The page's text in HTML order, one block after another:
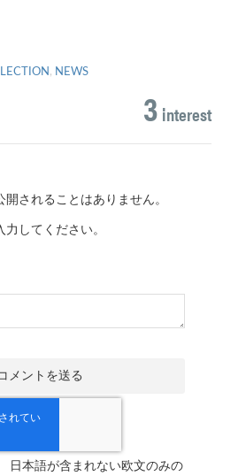
, NEWS
3 interest
開されることはありません。
力してください。
日本語が含まれない欧文のみの